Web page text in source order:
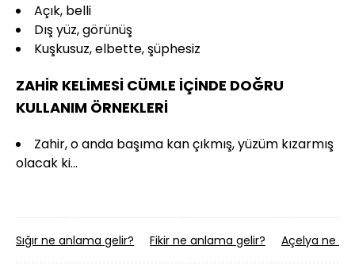
Açık, belli
Dış yüz, görünüş
Kuşkusuz, elbette, şüphesiz
ZAHİR KELİMESİ CÜMLE İÇİNDE DOĞRU
KULLANIM ÖRNEKLERİ
Zahir, o anda başıma kan çıkmış, yüzüm kızarmış
olacak ki...
Sığır ne anlama gelir? Fikir ne anlama gelir? Açelya ne